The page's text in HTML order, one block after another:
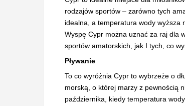
rodzajów sportów – zarówno tych
idealna, a temperatura wody wyższa
Wyspę Cypr można uznać za raj dla
sportów amatorskich, jak I tych, co
Pływanie
To co wyróżnia Cypr to wybrzeże o
morską, o której marzy z pewnością
października, kiedy temperatura